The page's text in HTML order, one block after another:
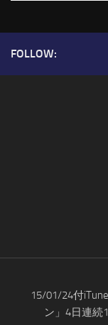
FOLLOW:
15/01/24付
ン」4日連続